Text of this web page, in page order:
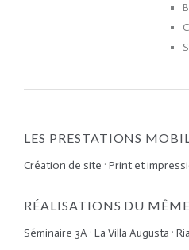
LES PRESTATIONS
Création de site · Print et
RÉALISATIONS DU
Séminaire 3A · La Villa Augusta ·